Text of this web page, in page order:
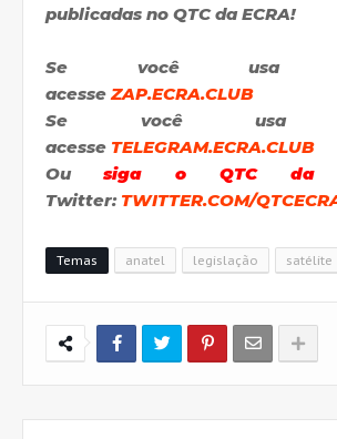
publicadas no QTC da ECRA!
Se você
acesseZAP.ECRA.CLUB
Se você
acesse TELEGRAM.ECRA.CLUB
Ou siga o QTC da
Twitter: TWITTER.COM/
Temas anatel legislação satélite